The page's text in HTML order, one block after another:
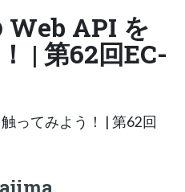
Web API を
| 第62回EC-
ってみよう！ | 第62回